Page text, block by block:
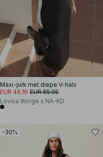
Maxi-jurk met diepe V-hals
EUR 46.16 EUR 65.95
Lovisa Worge x NA-KD
-30%